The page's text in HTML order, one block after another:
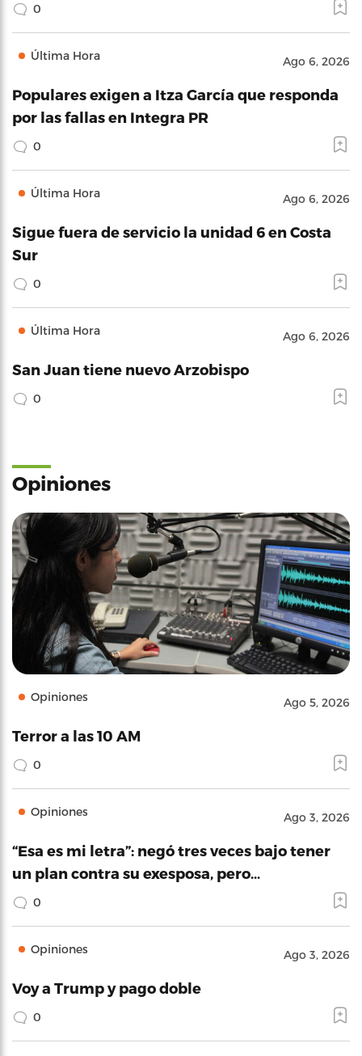
0
Última Hora Ago 6, 2026
Populares exigen a Itza García que responda
por las fallas en Integra PR
0
Última Hora Ago 6, 2026
Sigue fuera de servicio la unidad 6 en Costa
Sur
0
Última Hora Ago 6, 2026
San Juan tiene nuevo Arzobispo
0
Opiniones
Opiniones Ago 5, 2026
Terror a las 10 AM
0
Opiniones Ago 3, 2026
“Esa es mi letra”: negó tres veces bajo tener
un plan contra su exesposa, pero…
0
Opiniones Ago 3, 2026
Voy a Trump y pago doble
0